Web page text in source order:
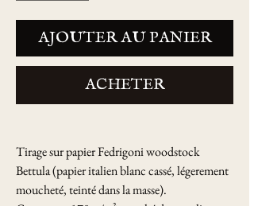
AJOUTER AU PANIER
ACHETER
Tirage sur papier Fedrigoni woodstock
Bettula (papier italien blanc cassé, légerement
moucheté, teinté dans la masse).